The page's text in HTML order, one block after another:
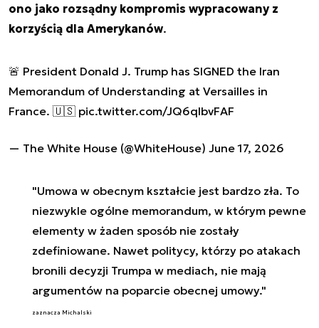
ono jako rozsądny kompromis wypracowany z
korzyścią dla Amerykanów.
🚨 President Donald J. Trump has SIGNED the Iran
Memorandum of Understanding at Versailles in
France. 🇺🇸 pic.twitter.com/JQ6qlbvFAF
— The White House (@WhiteHouse) June 17, 2026
"Umowa w obecnym kształcie jest bardzo zła. To
niezwykle ogólne memorandum, w którym pewne
elementy w żaden sposób nie zostały
zdefiniowane. Nawet politycy, którzy po atakach
bronili decyzji Trumpa w mediach, nie mają
argumentów na poparcie obecnej umowy."
zaznacza Michalski